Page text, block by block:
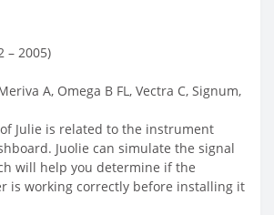
– 2005)
A, Omega B FL, Vectra C, Signum,
Julie is related to the instrument
Juolie can simulate the signal
will help you determine if the
is working correctly before installing it